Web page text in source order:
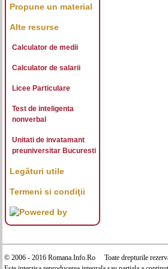
Propune un material
Alte resurse
Calculator de medii
Calculator de salarii
Licee Particulare
Test de inteligenta
nonverbal
Unitati de invatamant
preuniversitar Bucuresti
Legături utile
Termeni si condiţii
© 2006 - 2016 Romana.Info.Ro Toate drepturile